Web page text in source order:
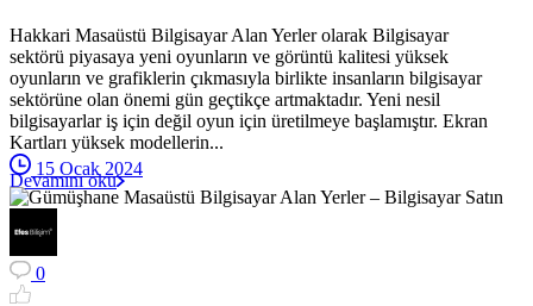
Hakkari Masaüstü Bilgisayar Alan Yerler olarak Bilgisayar
sektörü piyasaya yeni oyunların ve görüntü kalitesi yüksek
oyunların ve grafiklerin çıkmasıyla birlikte insanların bilgisayar
sektörüne olan önemi gün geçtikçe artmaktadır. Yeni nesil
bilgisayarlar iş için değil oyun için üretilmeye başlamıştır. Ekran
Kartları yüksek modellerin...
15 Ocak 2024
Devamını oku
0